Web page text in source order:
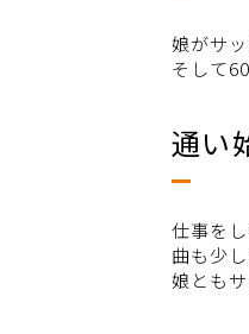
娘がサ
そして
通い
仕事を
曲も少
娘とも